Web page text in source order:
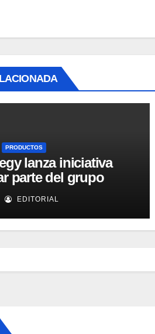
PRODUCTOS
lanza iniciativa
parte del grupo
Business
Group en LinkedIn
EDITORIAL